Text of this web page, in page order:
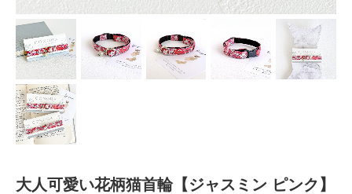
大人可愛い花柄猫首輪【ジャスミン ピンク】